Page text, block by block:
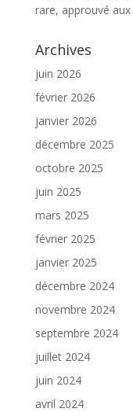
rare, approuvé
Archives
juin 2026
février 2026
janvier 2026
décembre 2025
octobre 2025
juin 2025
mars 2025
février 2025
janvier 2025
décembre 2024
novembre 2024
septembre 2024
juillet 2024
juin 2024
avril 2024